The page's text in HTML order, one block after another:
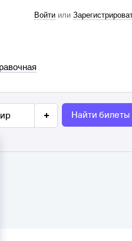
Войти или
Найти билеты